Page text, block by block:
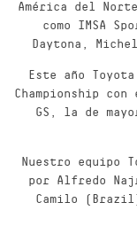
América del
como IMSA
Daytona,
Este año
Championship
GS, la de
Nuestro equipo
por Alfredo
Camilo